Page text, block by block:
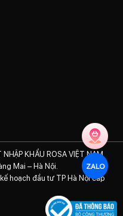
ZALO
KHẨU ROSA VIỆT NAM
Mai – Hà Nội.
hoạch đầu tư TP Hà Nội cấp